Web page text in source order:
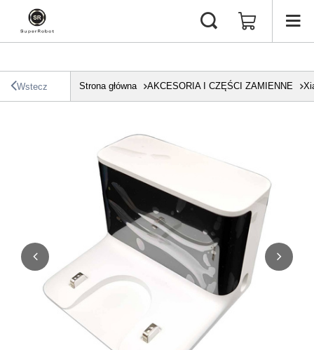
Wstecz Strona główna AKCESORIA I CZĘŚCI ZAMIENNE